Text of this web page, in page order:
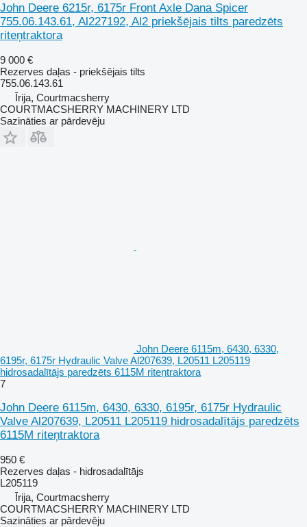
John Deere 6215r, 6175r Front Axle Dana Spicer
755.06.143.61, Al227192, Al2 priekšējais tilts paredzēts
riteņtraktora
9 000 €
Rezerves daļas - priekšējais tilts
755.06.143.61
Īrija, Courtmacsherry
COURTMACSHERRY MACHINERY LTD
Sazināties ar pārdevēju
John Deere 6115m, 6430, 6330,
6195r, 6175r Hydraulic Valve Al207639, L20511 L205119
hidrosadalītājs paredzēts 6115M riteņtraktora
7
John Deere 6115m, 6430, 6330, 6195r, 6175r Hydraulic
Valve Al207639, L20511 L205119 hidrosadalītājs paredzēts
6115M riteņtraktora
950 €
Rezerves daļas - hidrosadalītājs
L205119
Īrija, Courtmacsherry
COURTMACSHERRY MACHINERY LTD
Sazināties ar pārdevēju